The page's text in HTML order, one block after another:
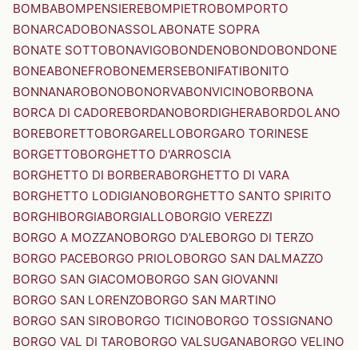
BOMBABOMPENSIEREBOMPIETROBOMPORTO
BONARCADOBONASSOLABONATE SOPRA
BONATE SOTTOBONAVIGOBONDENOBONDOBONDONE
BONEABONEFROBONEMERSEBONIFATIBONITO
BONNANAROBONOBONORVABONVICINOBORBONA
BORCA DI CADOREBORDANOBORDIGHERABORDOLANO
BOREBORETTOBORGARELLOBORGARO TORINESE
BORGETTOBORGHETTO D'ARROSCIA
BORGHETTO DI BORBERABORGHETTO DI VARA
BORGHETTO LODIGIANOBORGHETTO SANTO SPIRITO
BORGHIBORGIABORGIALLOBORGIO VEREZZI
BORGO A MOZZANOBORGO D'ALEBORGO DI TERZO
BORGO PACEBORGO PRIOLOBORGO SAN DALMAZZO
BORGO SAN GIACOMOBORGO SAN GIOVANNI
BORGO SAN LORENZOBORGO SAN MARTINO
BORGO SAN SIROBORGO TICINOBORGO TOSSIGNANO
BORGO VAL DI TAROBORGO VALSUGANABORGO VELINO